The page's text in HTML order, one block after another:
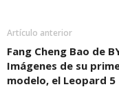
Artículo anterior
Fang Cheng Bao de
Imágenes de su
modelo, el Leopard 5